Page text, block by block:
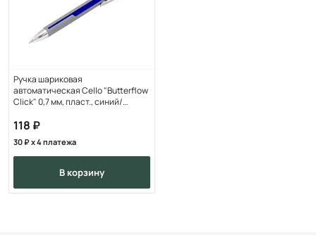
Ручка шариковая
автоматическая Cello "Butterflow
Click" 0,7 мм, пласт., синий/
118
30 x 4 платежа
в корзину